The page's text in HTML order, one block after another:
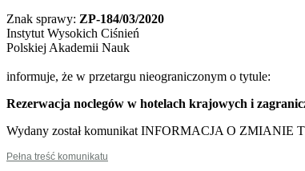
Znak sprawy: ZP-184/03/2020
Instytut Wysokich Ciśnień
Polskiej Akademii Nauk
informuje, że w przetargu nieograniczonym o tytule:
Rezerwacja noclegów w hotelach krajowych i
Wydany został komunikat INFORMACJA O ZMIANIE
Pełna treść komunikatu